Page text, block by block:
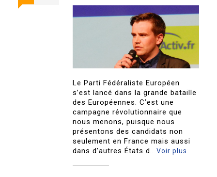
Le Parti Fédéraliste Européen
s’est lancé dans la grande bataille
des Européennes. C’est une
campagne révolutionnaire que
nous menons, puisque nous
présentons des candidats non
seulement en France mais aussi
dans d’autres États d..Voir plus